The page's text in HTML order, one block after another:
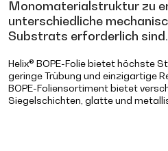
Monomaterialstruktur zu
unterschiedliche
Substrats erforderlich sind.
Helix® BOPE-Folie bietet höchste
geringe Trübung und einzigartige
BOPE-Foliensortiment bietet
Siegelschichten, glatte und